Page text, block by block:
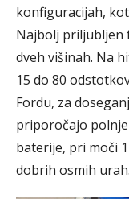
konfiguracijah,
Najbolj priljubljen
dveh višinah. Na
15 do 80
Fordu, za
priporočajo
baterije, pri moči
dobrih osmih urah.